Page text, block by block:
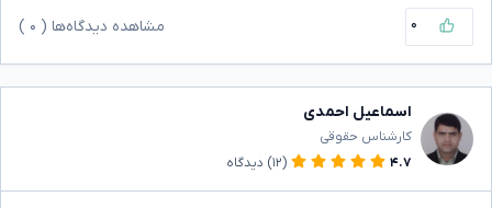
۰ مشاهده دیدگاه‌ها ( ۰
اسماعیل احمدی
کارشناس حقوقی
۴.۷
(۱۲) دیدگاه